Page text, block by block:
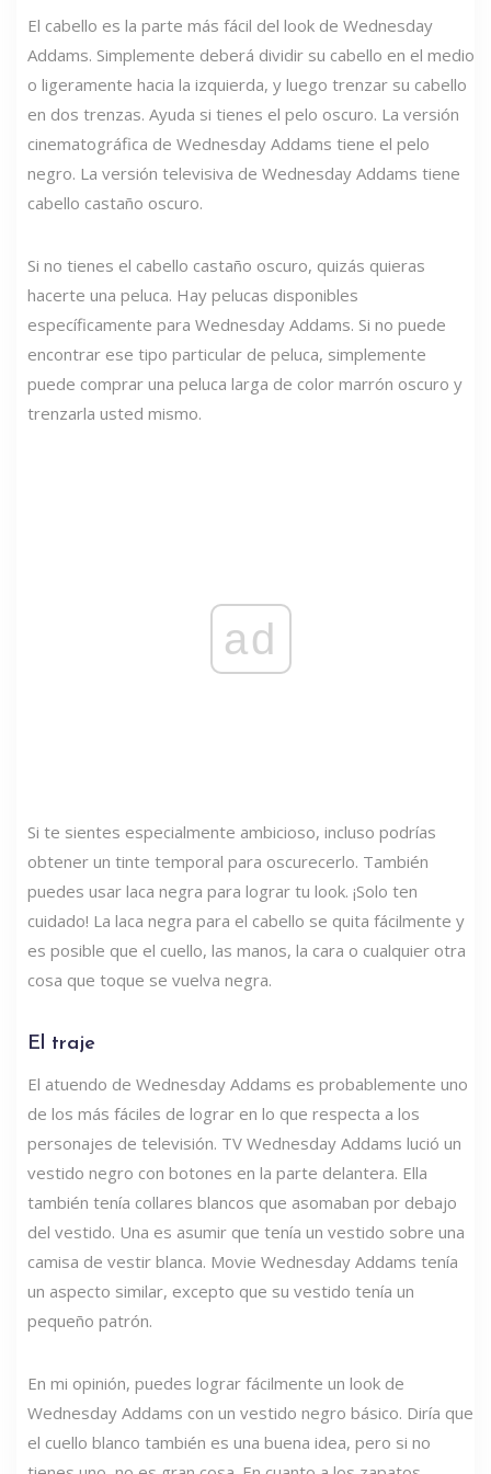
El cabello es la parte más fácil del look de Wednesday
Addams. Simplemente deberá dividir su cabello en el medio
o ligeramente hacia la izquierda, y luego trenzar su cabello
en dos trenzas. Ayuda si tienes el pelo oscuro. La versión
cinematográfica de Wednesday Addams tiene el pelo
negro. La versión televisiva de Wednesday Addams tiene
cabello castaño oscuro.
Si no tienes el cabello castaño oscuro, quizás quieras
hacerte una peluca. Hay pelucas disponibles
específicamente para Wednesday Addams. Si no puede
encontrar ese tipo particular de peluca, simplemente
puede comprar una peluca larga de color marrón oscuro y
trenzarla usted mismo.
ad
Si te sientes especialmente ambicioso, incluso podrías
obtener un tinte temporal para oscurecerlo. También
puedes usar laca negra para lograr tu look. ¡Solo ten
cuidado! La laca negra para el cabello se quita fácilmente y
es posible que el cuello, las manos, la cara o cualquier otra
cosa que toque se vuelva negra.
El traje
El atuendo de Wednesday Addams es probablemente uno
de los más fáciles de lograr en lo que respecta a los
personajes de televisión. TV Wednesday Addams lució un
vestido negro con botones en la parte delantera. Ella
también tenía collares blancos que asomaban por debajo
del vestido. Una es asumir que tenía un vestido sobre una
camisa de vestir blanca. Movie Wednesday Addams tenía
un aspecto similar, excepto que su vestido tenía un
pequeño patrón.
En mi opinión, puedes lograr fácilmente un look de
Wednesday Addams con un vestido negro básico. Diría que
el cuello blanco también es una buena idea, pero si no